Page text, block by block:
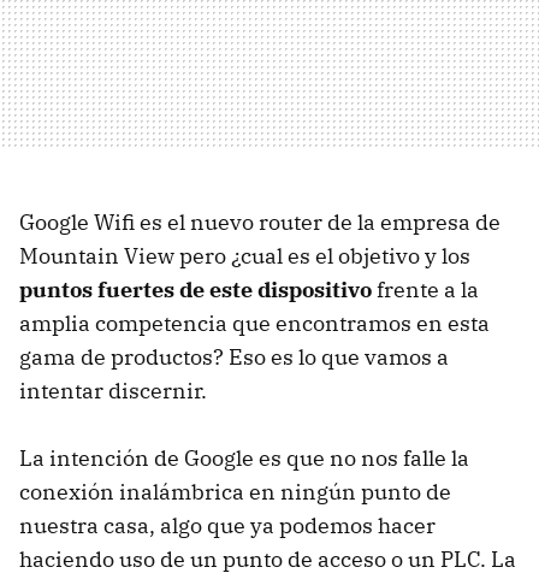
Google Wifi es el nuevo router de la empresa de
Mountain View pero ¿cual es el objetivo y los
puntos fuertes de este dispositivofrente a la
amplia competencia que encontramos en esta
gama de productos? Eso es lo que vamos a
intentar discernir.
La intención de Google es que no nos falle la
conexión inalámbrica en ningún punto de
nuestra casa, algo que ya podemos hacer
haciendo uso de un punto de acceso o un PLC. La